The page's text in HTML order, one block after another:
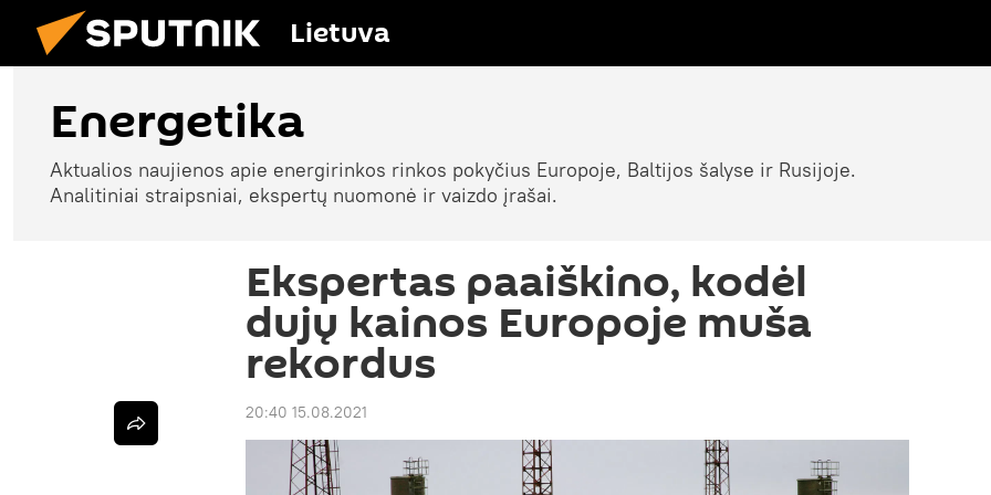
Lietuva
Energetika
Aktualios naujienos apie energirinkos rinkos pokyčius Europoje, Baltijos šalyse ir Rusijoje.
Analitiniai straipsniai, ekspertų nuomonė ir vaizdo įrašai.
Ekspertas paaiškino, kodėl
dujų kainos Europoje muša
rekordus
20:40 15.08.2021